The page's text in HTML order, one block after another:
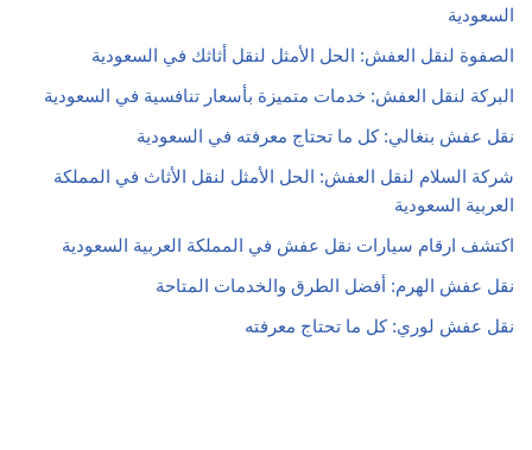
السعودية
الصفوة لنقل العفش: الحل الأمثل لنقل أثاثك في السعودية
البركة لنقل العفش: خدمات متميزة بأسعار تنافسية في السعودية
نقل عفش بنغالي: كل ما تحتاج معرفته في السعودية
شركة السلام لنقل العفش: الحل الأمثل لنقل الأثاث في المملكة
العربية السعودية
اكتشف ارقام سيارات نقل عفش في المملكة العربية السعودية
نقل عفش الهرم: أفضل الطرق والخدمات المتاحة
نقل عفش لوري: كل ما تحتاج معرفته